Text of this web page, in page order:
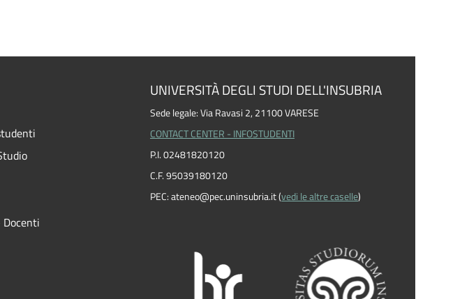
UNIVERSITÀ DEGLI STUDI DELL'INSUBRIA
Sede legale: Via Ravasi 2, 21100 VARESE
CONTACT CENTER - INFOSTUDENTI
P.I. 02481820120
C.F. 95039180120
PEC: ateneo@pec.uninsubria.it (vedi le altre caselle)